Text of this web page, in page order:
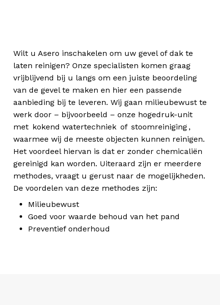
Wilt u Asero inschakelen om uw gevel of dak te
laten reinigen? Onze specialisten komen graag
vrijblijvend bij u langs om een juiste beoordeling
van de gevel te maken en hier een passende
aanbieding bij te leveren. Wij gaan milieubewust te
werk door – bijvoorbeeld – onze hogedruk-unit
met kokend watertechniek of stoomreiniging ,
waarmee wij de meeste objecten kunnen reinigen.
Het voordeel hiervan is dat er zonder chemicaliën
gereinigd kan worden. Uiteraard zijn er meerdere
methodes, vraagt u gerust naar de mogelijkheden.
De voordelen van deze methodes zijn:
Milieubewust
Goed voor waarde behoud van het pand
Preventief onderhoud